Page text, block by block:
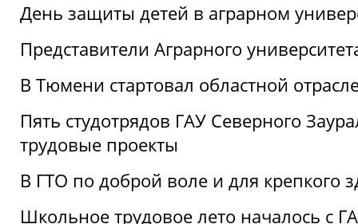
День защиты детей в аграрном
Представители Аграрного
В Тюмени стартовал областной
Пять студотрядов ГАУ Северного
трудовые проекты
В ГТО по доброй воле и для крепкого
Школьное трудовое лето началось с